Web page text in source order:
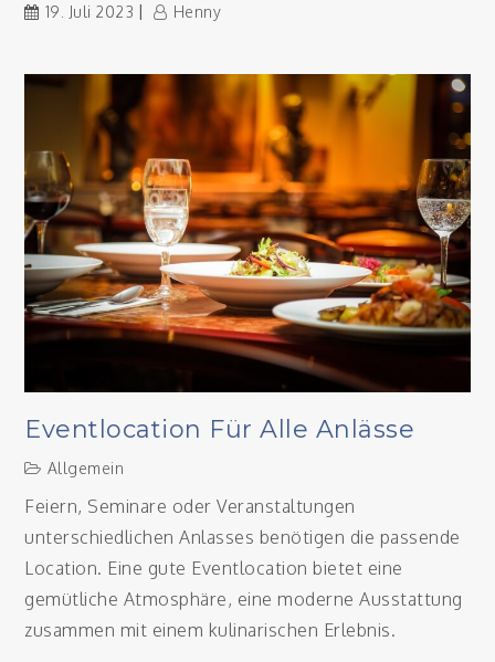
19. Juli 2023 Henny
Eventlocation Für Alle Anlässe
Allgemein
Feiern, Seminare oder Veranstaltungen
unterschiedlichen Anlasses benötigen die passende
Location. Eine gute Eventlocation bietet eine
gemütliche Atmosphäre, eine moderne Ausstattung
zusammen mit einem kulinarischen Erlebnis.